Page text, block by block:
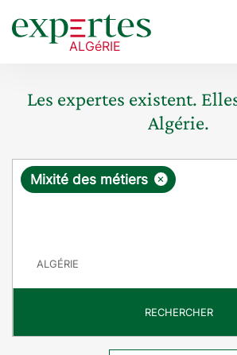
Les expertes existent.
Algérie.
R
ê
e
×
Mixité des métiers
RECHERCHER